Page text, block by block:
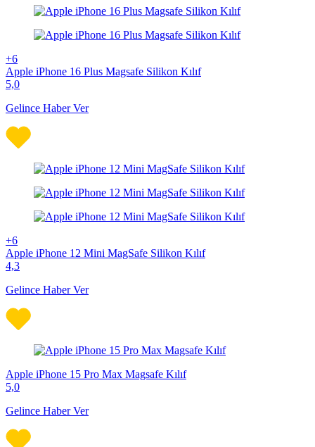
+6
Apple iPhone 16 Plus Magsafe Silikon Kılıf
5,0
Gelince Haber Ver
+6
Apple iPhone 12 Mini MagSafe Silikon Kılıf
4,3
Gelince Haber Ver
Apple iPhone 15 Pro Max Magsafe Kılıf
5,0
Gelince Haber Ver